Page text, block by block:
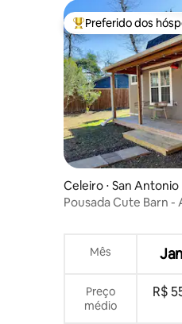
Entre os melhores
Preferido dos
Celeiro ⋅ San Antonio
Pousada Cute Barn
Mês
Preço
médio
R$